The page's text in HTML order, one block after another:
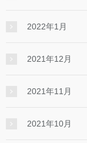
2022年1月
2021年12月
2021年11月
2021年10月